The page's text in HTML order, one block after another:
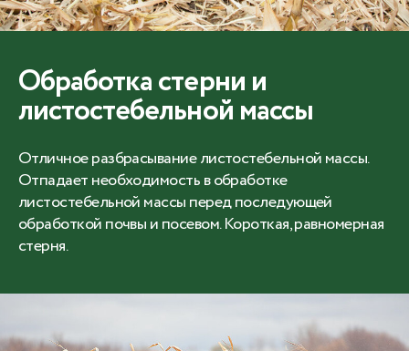
Обработка стерни и
листостебельной массы
Отличное разбрасывание листостебельной массы.
Отпадает необходимость в обработке
листостебельной массы перед последующей
обработкой почвы и посевом. Короткая, равномерная
стерня.